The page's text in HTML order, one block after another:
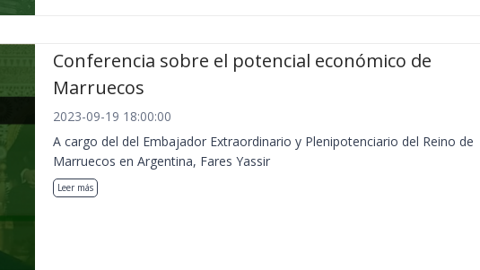
Conferencia sobre el potencial económico de
Marruecos
2023-09-19 18:00:00
A cargo del del Embajador Extraordinario y Plenipotenciario del Reino de
Marruecos en Argentina, Fares Yassir
Leer más